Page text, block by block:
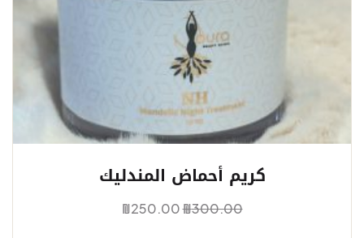
كريم أحماض المندليك
₪300.00
₪250.00